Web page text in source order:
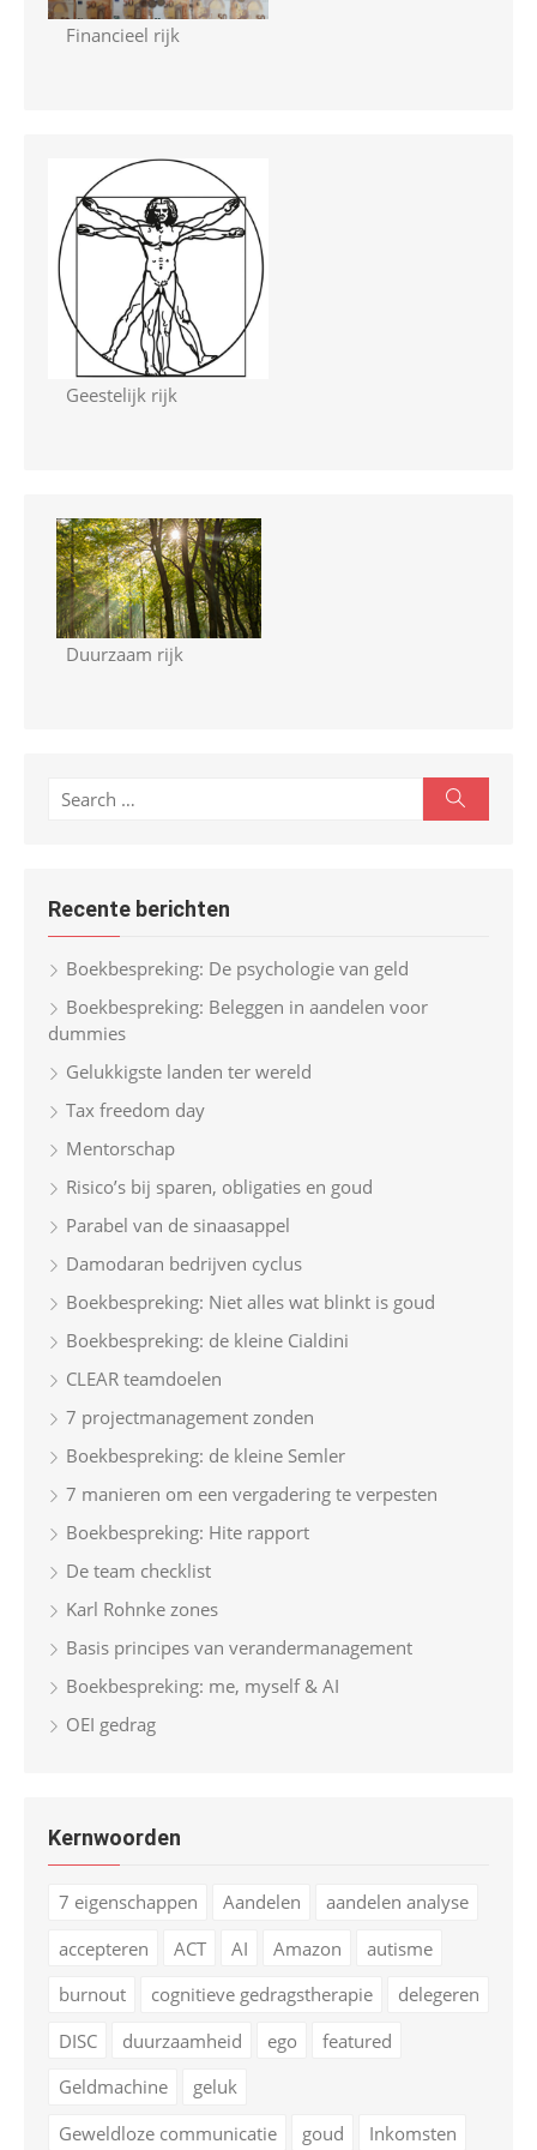
Financieel rijk
Geestelijk rijk
Duurzaam rijk
c
f
o
r
:
e
Recente berichten
Boekbespreking: De psychologie van geld
Boekbespreking: Beleggen in aandelen voor
dummies
Gelukkigste landen ter wereld
Tax freedom day
Mentorschap
Risico’s bij sparen, obligaties en goud
Parabel van de sinaasappel
Damodaran bedrijven cyclus
Boekbespreking: Niet alles wat blinkt is goud
Boekbespreking: de kleine Cialdini
CLEAR teamdoelen
7 projectmanagement zonden
Boekbespreking: de kleine Semler
7 manieren om een vergadering te verpesten
Boekbespreking: Hite rapport
De team checklist
Karl Rohnke zones
Basis principes van verandermanagement
Boekbespreking: me, myself & AI
OEI gedrag
Kernwoorden
7 eigenschappen Aandelen
aandelen analyse
accepteren
ACT AI Amazon
autisme
burnout
cognitieve gedragstherapie
delegeren
DISC
duurzaamheid ego
featured
Geldmachine
geluk
Geweldloze communicatie
goud Inkomsten